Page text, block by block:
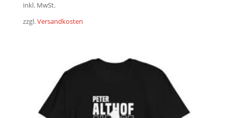
inkl. MwSt.
zzgl.Versandkosten